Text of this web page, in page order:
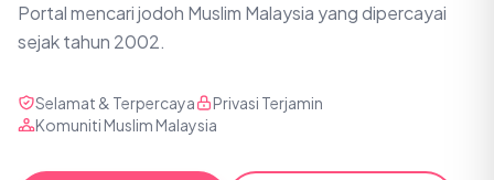
Portal mencari jodoh Muslim Malaysia yang dipercayai
sejak tahun 2002.
Selamat & Terpercaya
Privasi Terjamin
Komuniti Muslim Malaysia